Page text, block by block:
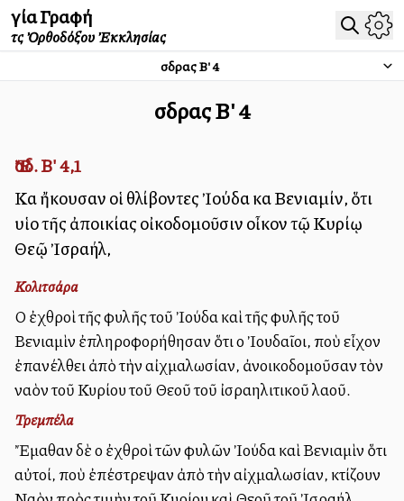
Ἁγία Γραφή
τῆς Ὀρθοδόξου Ἐκκλησίας
Ἔσδρας Β'4
Ἔσδρας Β'4
Ἔσδ. Β' 4,1
Καὶ ἤκουσαν οἱ θλίβοντες Ἰούδα καὶ Βενιαμίν, ὅτι
υἱοὶ τῆς ἀποικίας οἰκοδομοῦσιν οἶκον τῷ Κυρίῳ
Θεῷ Ἰσραήλ,
Κολιτσάρα
Οἱ ἐχθροὶ τῆς φυλῆς τοῦ Ἰούδα καὶ τῆς φυλῆς τοῦ
Βενιαμὶν ἐπληροφορήθησαν ὅτι οἱ Ἰουδαῖοι, ποὺ εἶχον
ἐπανέλθει ἀπὸ τὴν αἰχμαλωσίαν, ἀνοικοδομοῦσαν τὸν
ναὸν τοῦ Κυρίου τοῦ Θεοῦ τοῦ ἰσραηλιτικοῦ λαοῦ.
Τρεμπέλα
Ἔμαθαν δὲ οἱ ἐχθροὶ τῶν φυλῶν Ἰούδα καὶ Βενιαμὶν ὅτι
αὐτοί, ποὺ ἐπέστρεψαν ἀπὸ τὴν αἰχμαλωσίαν, κτίζουν